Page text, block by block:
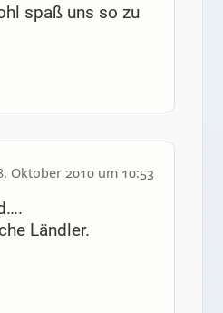
spaß uns so zu
Oktober 2010 um 10:53
Ländler.